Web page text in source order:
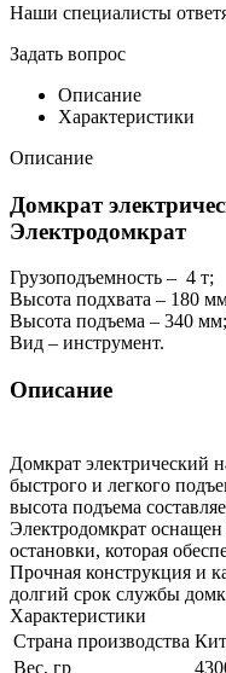
Наши специалисты
Задать вопрос
Описание
Характеристики
Описание
Домкрат
Электродомкрат
Грузоподъемность – 4 т;
Высота подхвата – 180
Высота подъема – 340 мм;
Вид – инструмент.
Описание
Домкрат электрический
быстрого и легкого
высота подъема
Электродомкрат оснащен
остановки, которая
Прочная конструкция и
долгий срок службы
Характеристики
Страна производства
Вес, гр